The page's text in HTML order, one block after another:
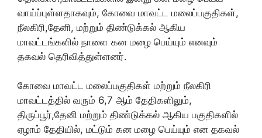
வாய்ப்புள்ளதாகவும், கோவை மாவட்ட மலைப்பகுதிகள்,
நீலகிரி,தேனி, மற்றும் திண்டுக்கல் ஆகிய
மாவட்டங்களில் நாளை கன மழை பெய்யும் எனவும்
தகவல் தெரிவித்துள்ளனர்.
கோவை மாவட்ட மலைப்பகுதிகள் மற்றும் நீலகிரி
மாவட்டத்தில் வரும் 6,7 ஆம் தேதிகளிலும்,
திருப்பூர்,தேனி மற்றும் திண்டுக்கல் ஆகிய பகுதிகளில்
ஏழாம் தேதியில், மட்டும் கன மழை பெய்யும் என தகவல்